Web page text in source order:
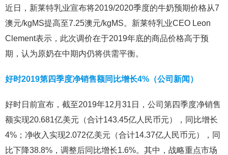
近日，新莱特乳业宣布将2019/2020季度的牛奶预期价格从7
澳元/kgMS提高至7.25澳元/kgMS。新莱特乳业CEO Leon
Clement表示，此次调价在于2019年底的商品价格高于预
期，认为原奶在中期内仍将供需平衡。
好时2019第四季度净销售额同比增长4%（公司新闻）
好时日前宣布，截至2019年12月31日，公司第四季度净销售
额实现20.681亿美元（合计143.45亿人民币元），同比增长
4%；净收入实现2.072亿美元（合计14.37亿人民币元），同
比下降38.8%，调整后同比增长1.6%。其中，战略重点市场